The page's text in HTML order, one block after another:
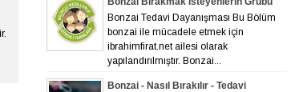
Bonzai Tedavi Dayanışması Bu Bölüm
bonzai ile mücadele etmek için
ibrahimfirat.net ailesi olarak
yapılandırılmıştır. Bonzai...
Bonzai - Nasıl Bırakılır - Tedavi